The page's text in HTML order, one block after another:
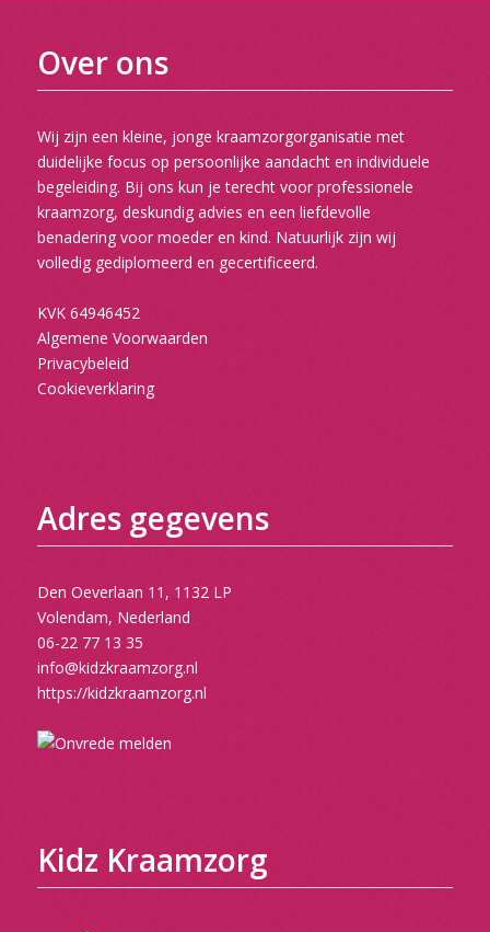
Over ons
Wij zijn een kleine, jonge kraamzorgorganisatie met
duidelijke focus op persoonlijke aandacht en individuele
begeleiding. Bij ons kun je terecht voor professionele
kraamzorg, deskundig advies en een liefdevolle
benadering voor moeder en kind. Natuurlijk zijn wij
volledig gediplomeerd en gecertificeerd.
KVK 64946452
Algemene Voorwaarden
Privacybeleid
Cookieverklaring
Adres gegevens
Den Oeverlaan 11, 1132 LP
Volendam, Nederland
06-22 77 13 35
info@kidzkraamzorg.nl
https://kidzkraamzorg.nl
Kidz Kraamzorg